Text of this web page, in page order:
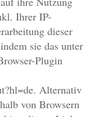
Ihrer IP-
dieser
sie das unter
Plugin
Alternativ
von Browsern